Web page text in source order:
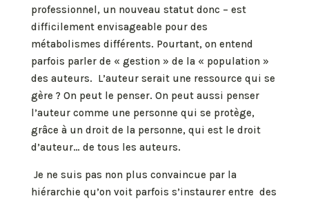
professionnel, un nouveau statut donc – est
difficilement envisageable pour des
métabolismes différents. Pourtant, on entend
parfois parler de « gestion » de la « population »
des auteurs. L’auteur serait une ressource qui se
gère ? On peut le penser. On peut aussi penser
l’auteur comme une personne qui se protège,
grâce à un droit de la personne, qui est le droit
d’auteur… de tous les auteurs.
Je ne suis pas non plus convaincue par la
hiérarchie qu’on voit parfois s’instaurer entre des